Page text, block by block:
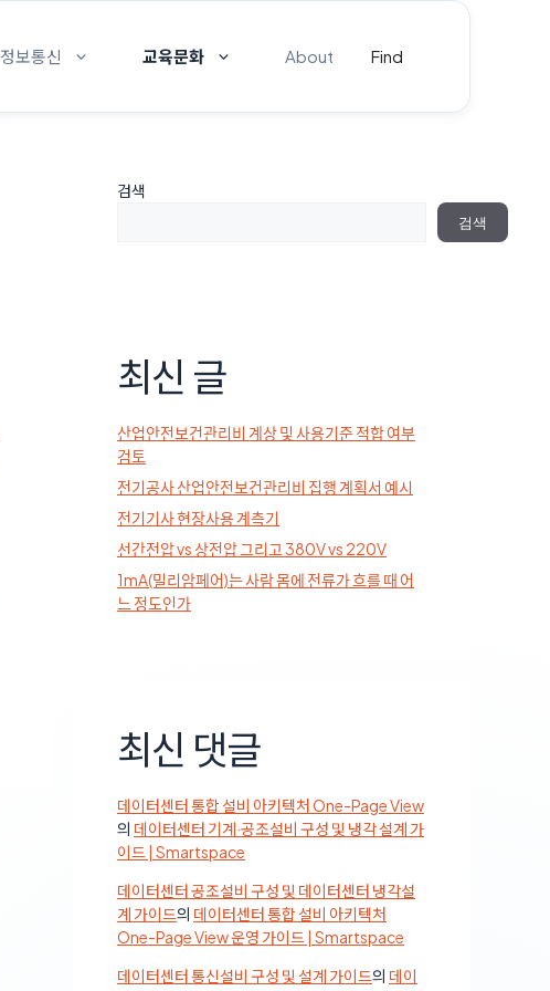
정보통신 교육문화 About Find
검색
검색
최신 글
산업안전보건관리비 계상 및 사용기준 적합 여부
검토
전기공사 산업안전보건관리비 집행 계획서 예시
전기기사 현장사용 계측기
선간전압 vs 상전압 그리고 380V vs 220V
1mA(밀리암페어)는 사람 몸에 전류가 흐를 때 어
느 정도인가
최신 댓글
데이터센터 통합 설비 아키텍처 One-Page View
의 데이터센터 기계·공조설비 구성 및 냉각 설계 가
이드 | Smartspace
데이터센터 공조설비 구성 및 데이터센터 냉각설
계 가이드의 데이터센터 통합 설비 아키텍처
One-Page View 운영 가이드 | Smartspace
데이터센터 통신설비 구성 및 설계 가이드의 데이